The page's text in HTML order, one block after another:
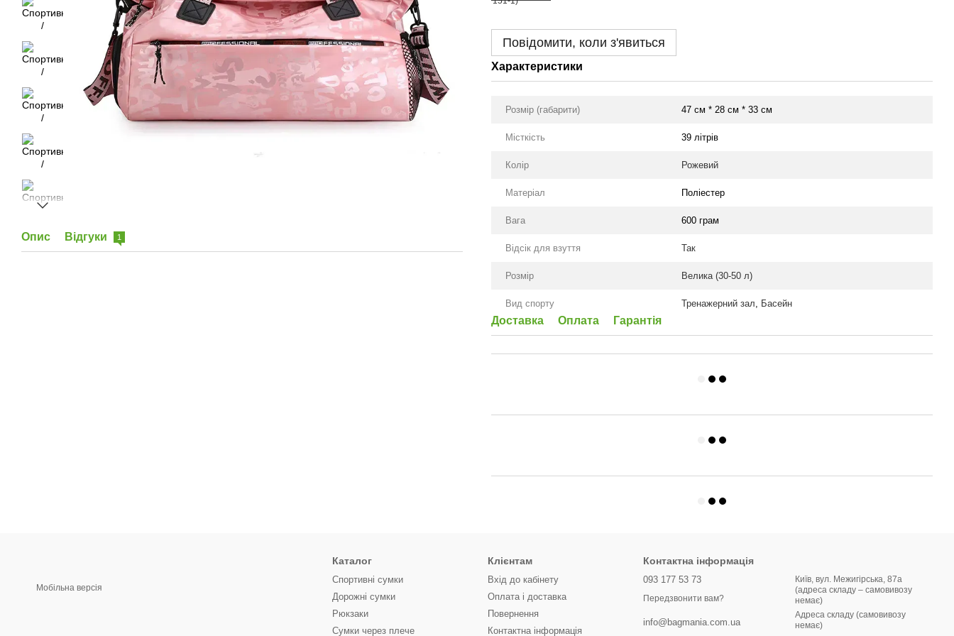
Опис Відгуки 1
Повідомити, коли з'явиться
Характеристики
Розмір (габарити) 47 см * 28 см * 33 см
Місткість 39 літрів
Колір Рожевий
Матеріал Поліестер
Вага 600 грам
Відсік для взуття Так
Розмір Велика (30-50 л)
Вид спорту Тренажерний зал, Басейн
Доставка Оплата Гарантія
Мобільна версія
Каталог
Спортивні сумки
Дорожні сумки
Рюкзаки
Сумки через плече
Клієнтам
Вхід до кабінету
Оплата і доставка
Повернення
Контактна інформація
Контактна інформація
093 177 53 73
Передзвонити вам?
info@bagmania.com.ua
Київ, вул. Межигірська, 87а
(адреса складу – самовивозу
немає)
Адреса складу (самовивозу
немає)